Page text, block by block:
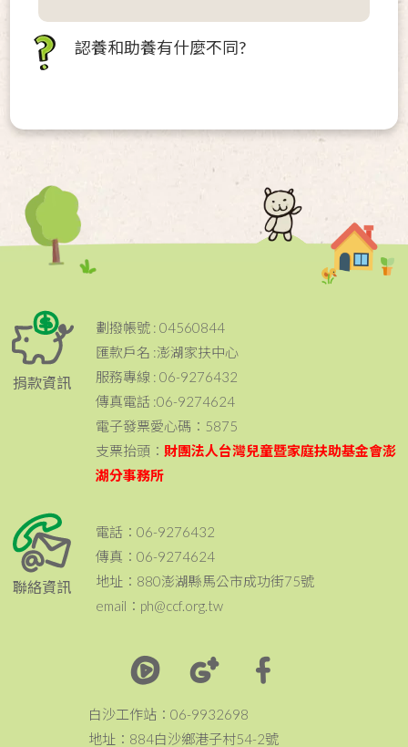
認養和助養有什麼不同?
捐款資訊
劃撥帳號 : 04560844
匯款戶名 :澎湖家扶中心
服務專線 : 06-9276432
傳真電話 :06-9274624
電子發票愛心碼：5875
支票抬頭： 財團法人台灣兒童暨家庭扶助基金會澎
湖分事務所
聯絡資訊
電話：06-9276432
傳真：06-9274624
地址：880澎湖縣馬公市成功街75號
email：ph@ccf.org.tw
白沙工作站：06-9932698
地址：884白沙鄉港子村54-2號